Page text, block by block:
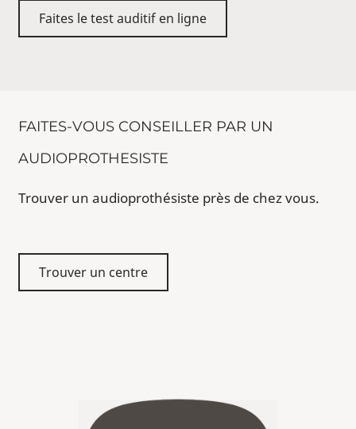
Faites le test auditif en ligne
FAITES-VOUS CONSEILLER PAR UN
AUDIOPROTHESISTE
Trouver un audioprothésiste près de chez vous.
Trouver un centre